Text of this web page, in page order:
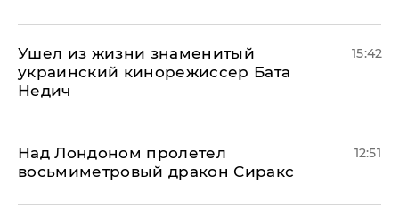
Ушел из жизни знаменитый
украинский кинорежиссер Бата
Недич
15:42
Над Лондоном пролетел
восьмиметровый дракон Сиракс
12:51